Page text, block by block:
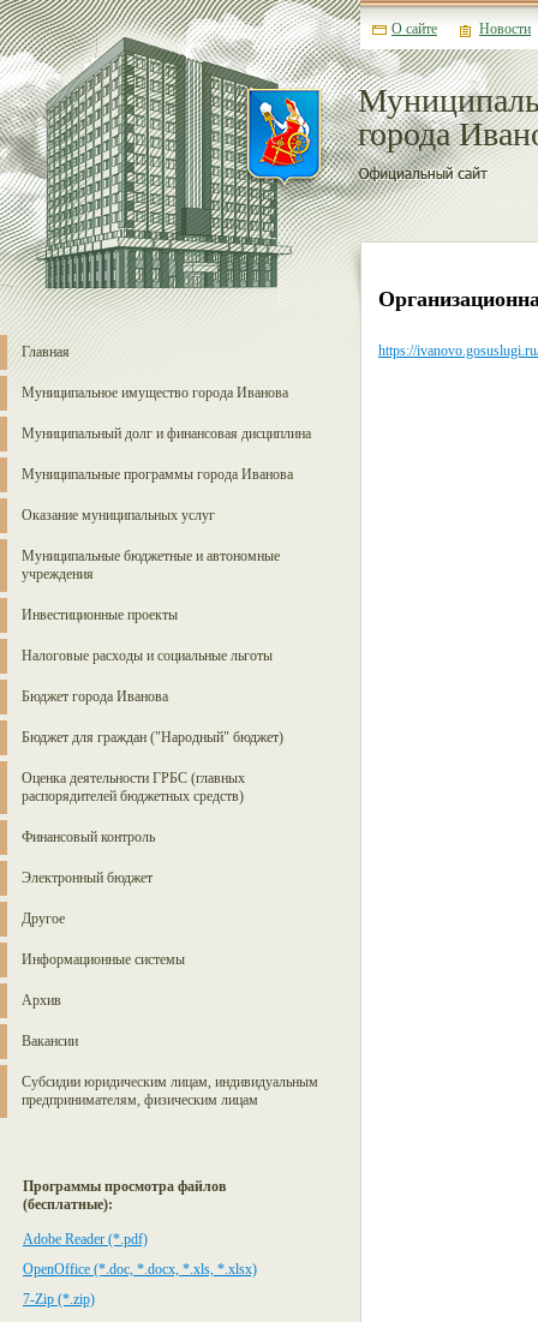
города
О сайте Новости
Главная
Муниципальное имущество города Иванова
Муниципальный долг и финансовая дисциплина
Муниципальные программы города Иванова
Оказание муниципальных услуг
Муниципальные бюджетные и автономные
учреждения
Инвестиционные проекты
Налоговые расходы и социальные льготы
Бюджет города Иванова
Бюджет для граждан ("Народный" бюджет)
Оценка деятельности ГРБС (главных
распорядителей бюджетных средств)
Финансовый контроль
Электронный бюджет
Другое
Информационные системы
Архив
Вакансии
Субсидии юридическим лицам, индивидуальным
предпринимателям, физическим лицам
Программы просмотра файлов
(бесплатные):
Adobe Reader (*.pdf)
OpenOffice (*.doc, *.docx, *.xls, *.xlsx)
7-Zip (*.zip)
https://